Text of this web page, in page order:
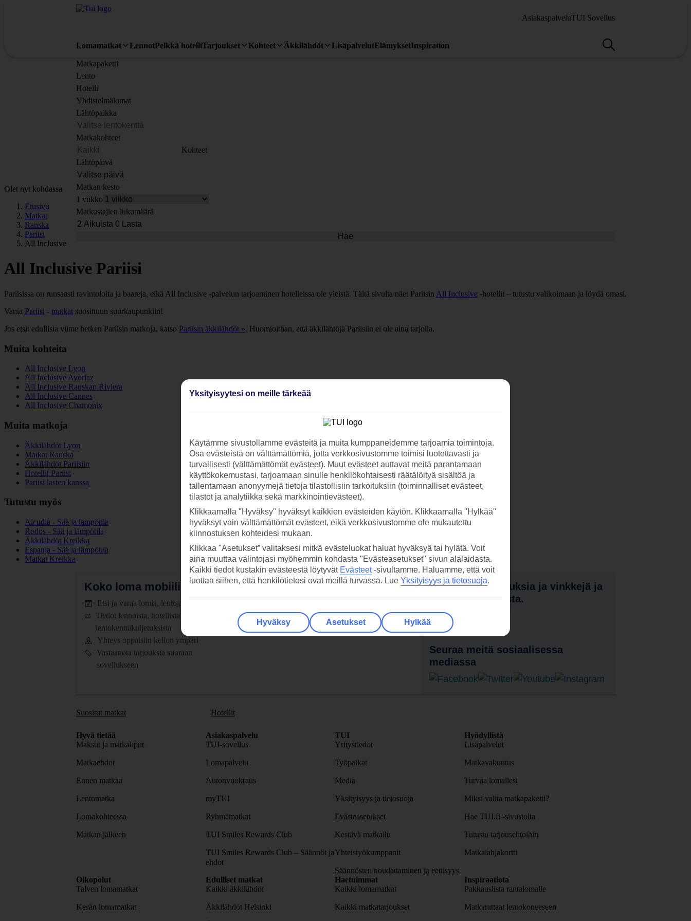
AsiakaspalveluTUI Sovellus
Lomamatkat LennotPelkkä hotelliTarjoukset Kohteet Äkkilähdöt LisäpalvelutElämyksetInspiration
Matkapaketti
Lento
Hotelli
Yhdistelmälomat
Lähtöpaikka
Matkakohteet
Kohteet
Lähtöpäivä
Matkan kesto
1 viikko
Matkustajien lukumäärä
Hae
Olet nyt kohdassa
Etusivu
Matkat
Ranska
Pariisi
All Inclusive
All Inclusive Pariisi
Pariisissa on runsaasti ravintoloita ja baareja, eikä All Inclusive -palvelun tarjoaminen hotelleissa ole yleistä. Tältä sivulta näet Pariisin All Inclusive -hotellit – tutustu valikoimaan ja löydä omasi.
Varaa Pariisi - matkat suosittuun suurkaupunkiin!
Jos etsit edullisia viime hetken Pariisin matkoja, katso Pariisin äkkilähdöt ». Huomioithan, että äkkilähtöjä Pariisiin ei ole aina tarjolla.
Muita kohteita
All Inclusive Lyon
All Inclusive Avoriaz
All Inclusive Ranskan Riviera
All Inclusive Cannes
All Inclusive Chamonix
Muita matkoja
Äkkilähdöt Lyon
Matkat Ranska
Äkkilähdöt Pariisiin
Hotellit Pariisi
Pariisi lasten kanssa
Tutustu myös
Alcudia - Sää ja lämpötila
Rodos - Sää ja lämpötila
Äkkilähdöt Kreikka
Espanja - Sää ja lämpötila
Matkat Kreikka
Koko loma mobiilissa.Lataa TUI-sovellus nyt!
Etsi ja varaa lomia, lentoja ja hotelleja
Tiedot lennoista, hotellista ja
lentokenttäkuljetuksista
Yhteys oppaisiin kellon ympäri
Vastaanota tarjouksia suoraan
sovellukseen
QR-koodi puhelimesi kameralla.
Vastaanota tarjouksia ja vinkkejä ja
tietoja uutuuksista.
Tilaa uutiskirje
Seuraa meitä sosiaalisessa
mediassa
Suositut matkat Hotellit
Hyvä tietää
Maksut ja matkaliput
Matkaehdot
Ennen matkaa
Lentomatka
Lomakohteessa
Matkan jälkeen
Asiakaspalvelu
TUI-sovellus
Lomapalvelu
Autonvuokraus
myTUI
Ryhmämatkat
TUI Smiles Rewards Club
TUI Smiles Rewards Club – Säännöt ja
ehdot
TUI
Yritystiedot
Työpaikat
Media
Yksityisyys ja tietosuoja
Evästeasetukset
Kestävä matkailu
Yhteistyökumppanit
Säännösten noudattaminen ja eettisyys
Hyödyllistä
Lisäpalvelut
Matkavakuutus
Turvaa lomallesi
Miksi valita matkapaketti?
Hae TUI.fi -sivustolta
Tutustu tarjousehtoihin
Matkalahjakortti
Oikopolut
Talven lomamatkat
Kesän lomamatkat
Edulliset matkat
Kaikki äkkilähdöt
Äkkilähdöt Helsinki
Haetuimmat
Kaikki lomamatkat
Kaikki matkatarjoukset
Inspiraatiota
Pakkauslista rantalomalle
Matkarattaat lentokoneeseen
Yksityisyytesi on meille tärkeää
Käytämme sivustollamme evästeitä ja muita kumppaneidemme tarjoamia toimintoja.
Osa evästeistä on välttämättömiä, jotta verkkosivustomme toimisi luotettavasti ja
turvallisesti (välttämättömät evästeet). Muut evästeet auttavat meitä parantamaan
käyttökokemustasi, tarjoamaan sinulle henkilökohtaisesti räätälöityä sisältöä ja
tallentamaan anonyymejä tietoja tilastollisiin tarkoituksiin (toiminnalliset evästeet,
tilastot ja analytiikka sekä markkinointievästeet).
Klikkaamalla "Hyväksy" hyväksyt kaikkien evästeiden käytön. Klikkaamalla "Hylkää"
hyväksyt vain välttämättömät evästeet, eikä verkkosivustomme ole mukautettu
kiinnostuksen kohteidesi mukaan.
Klikkaa "Asetukset” valitaksesi mitkä evästeluokat haluat hyväksyä tai hylätä. Voit
aina muuttaa valintojasi myöhemmin kohdasta "Evästeasetukset" sivun alalaidasta.
Kaikki tiedot kustakin evästeestä löytyvät Evästeet-sivultamme. Haluamme, että voit
luottaa siihen, että henkilötietosi ovat meillä turvassa. Lue Yksityisyys ja tietosuoja.
Hyväksy Asetukset Hylkää